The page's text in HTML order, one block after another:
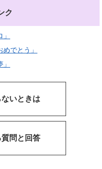
ク
でとう」
ないときは
質問と回答